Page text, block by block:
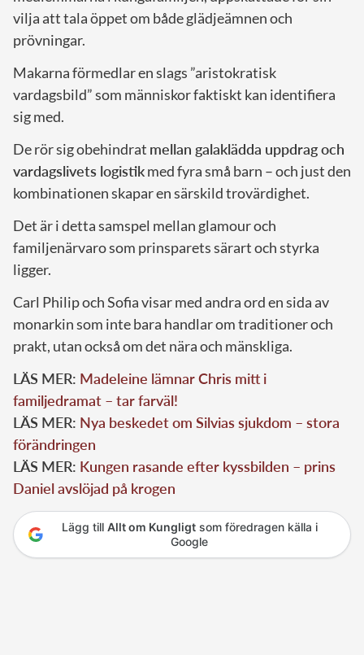
vilja att tala öppet om både glädjeämnen och
prövningar.
Makarna förmedlar en slags ”aristokratisk
vardagsbild” som människor faktiskt kan identifiera
sig med.
De rör sig obehindrat mellan galaklädda uppdrag och
vardagslivets logistikmed fyra små barn – och just den
kombinationen skapar en särskild trovärdighet.
Det är i detta samspel mellan glamour och
familjenärvaro som prinsparets särart och styrka
ligger.
Carl Philip och Sofia visar med andra ord en sida av
monarkin som inte bara handlar om traditioner och
prakt, utan också om det nära och mänskliga.
LÄS MER: Madeleine lämnar Chris mitt i
familjedramat – tar farväl!
LÄS MER: Nya beskedet om Silvias sjukdom – stora
förändringen
LÄS MER: Kungen rasande efter kyssbilden – prins
Daniel avslöjad på krogen
Lägg till Allt om Kungligtsom föredragen källa i
Google